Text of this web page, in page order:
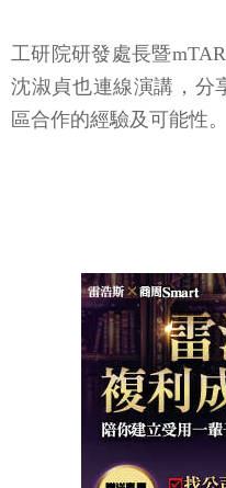
工研院研發處長暨
沈淑貞也連線演講，分
區合作的經驗及可能性。